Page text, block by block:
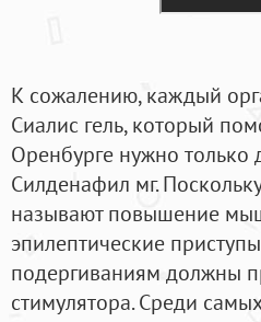
К сожалению, каждый
Сиалис гель, который
Оренбурге нужно только
Силденафил мг.
называют повышение
эпилептические
подергиваниям должны
стимулятора. Среди